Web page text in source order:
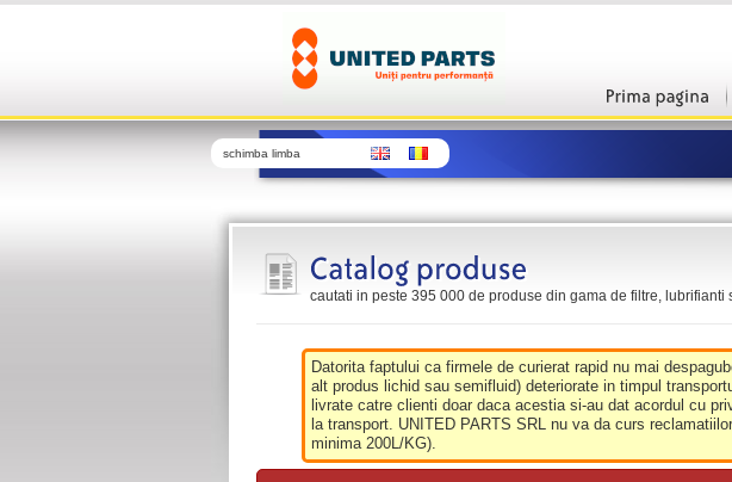
schimba limba
cautati in peste 395 000 de produse din gama de filtre, lubrifianti
Datorita faptului ca firmele de curierat rapid nu mai
alt produs lichid sau semifluid) deteriorate in timpul
livrate catre clienti doar daca acestia si-au dat acordul cu
la transport. UNITED PARTS SRL nu va da curs
minima 200L/KG).